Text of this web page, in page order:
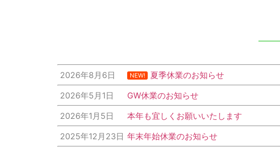
2026年8月6日 NEW!
夏季休業のお知らせ
2026年5月1日
GW休業のお知らせ
2026年1月5日
本年も宜しくお願いいたします
2025年12月23日 年末年始休業のお知らせ